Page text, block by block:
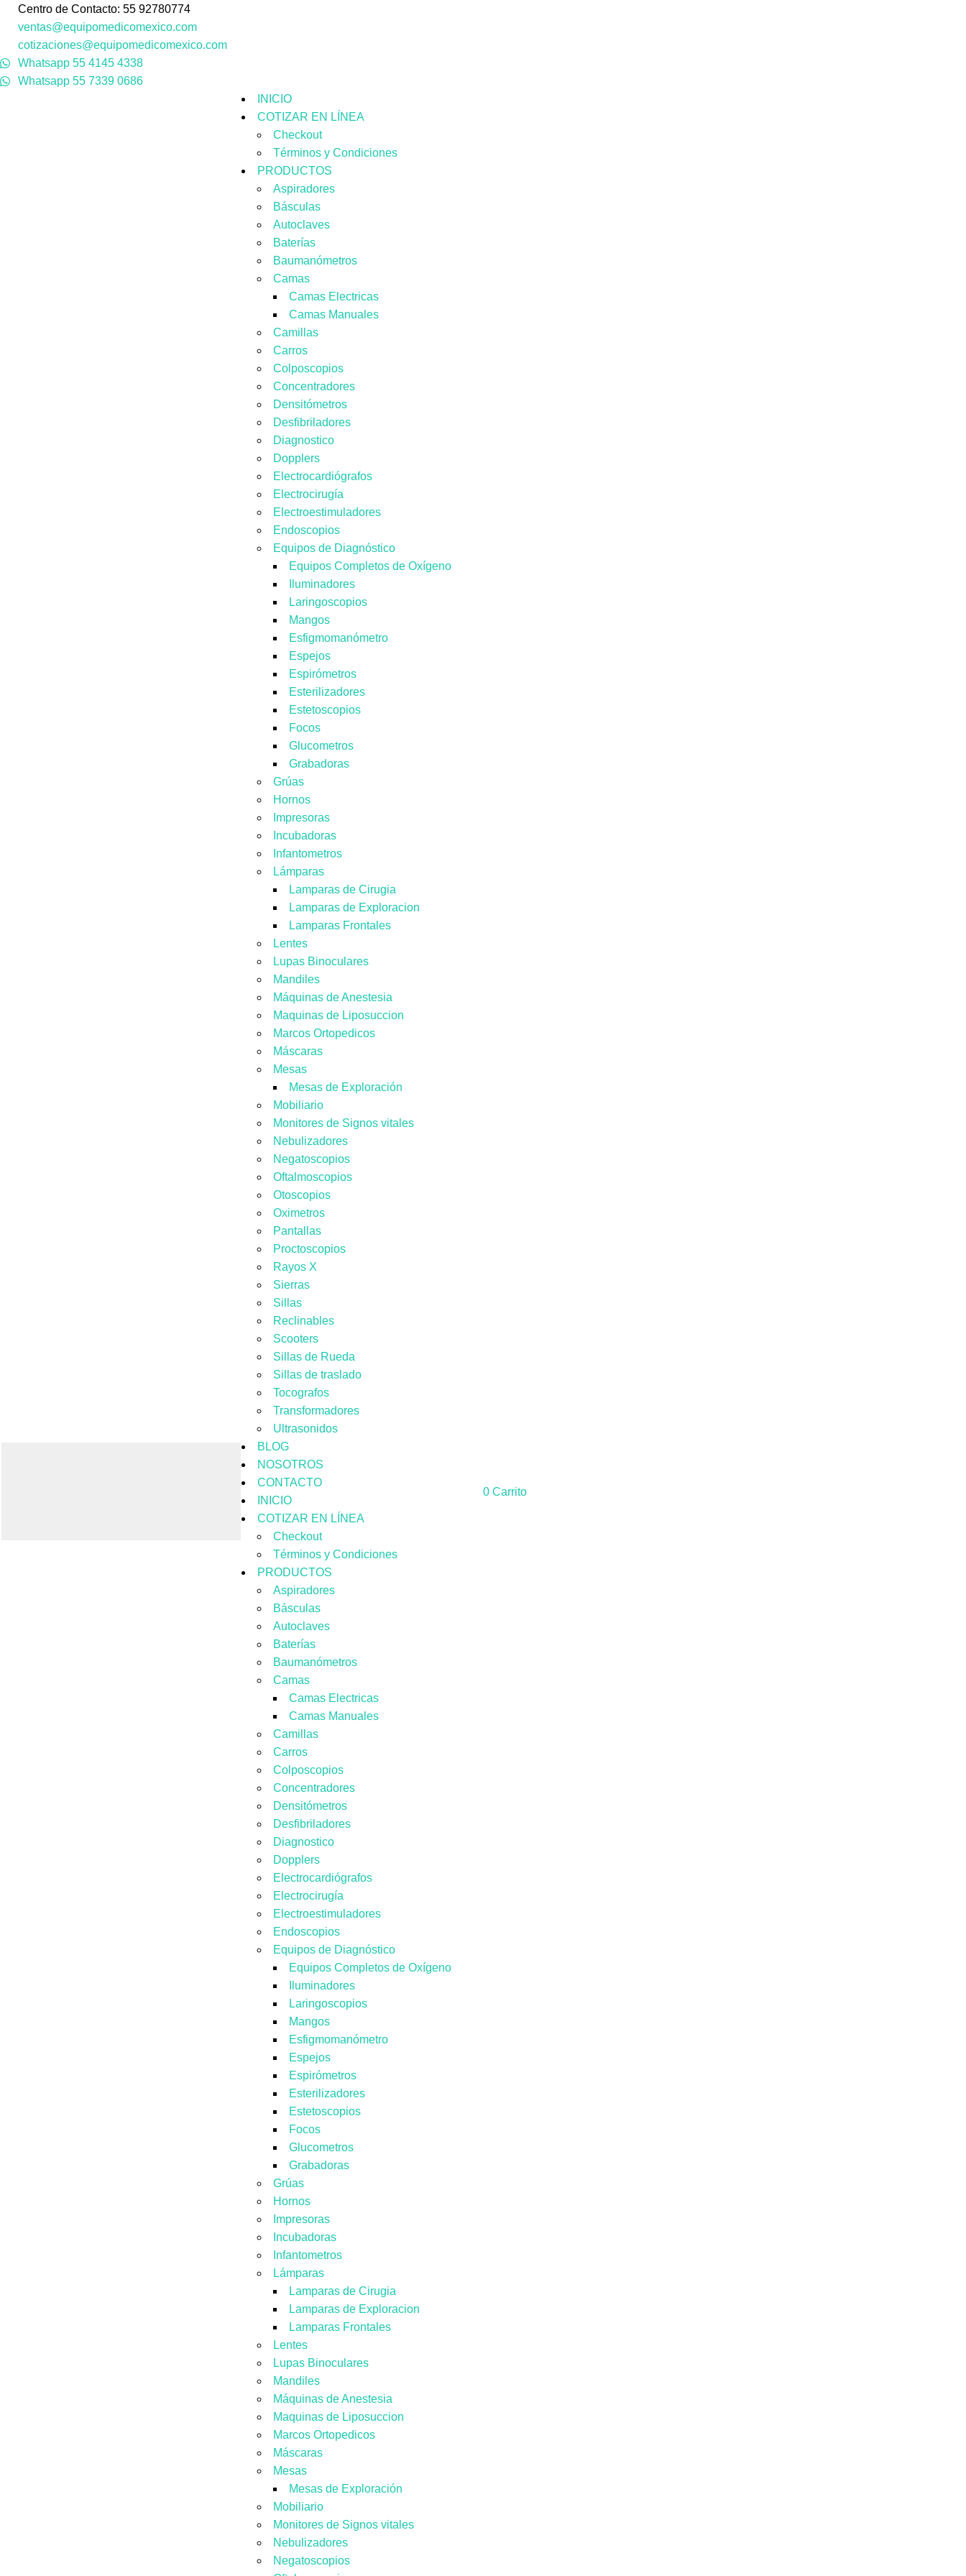
Centro de Contacto: 55 92780774
ventas@equipomedicomexico.com
cotizaciones@equipomedicomexico.com
Whatsapp 55 4145 4338
Whatsapp 55 7339 0686
INICIO
COTIZAR EN LÍNEA
Checkout
Términos y Condiciones
PRODUCTOS
Aspiradores
Básculas
Autoclaves
Baterías
Baumanómetros
Camas
Camas Electricas
Camas Manuales
Camillas
Carros
Colposcopios
Concentradores
Densitómetros
Desfibriladores
Diagnostico
Dopplers
Electrocardiógrafos
Electrocirugía
Electroestimuladores
Endoscopios
Equipos de Diagnóstico
Equipos Completos de Oxígeno
Iluminadores
Laringoscopios
Mangos
Esfigmomanómetro
Espejos
Espirómetros
Esterilizadores
Estetoscopios
Focos
Glucometros
Grabadoras
Grúas
Hornos
Impresoras
Incubadoras
Infantometros
Lámparas
Lamparas de Cirugia
Lamparas de Exploracion
Lamparas Frontales
Lentes
Lupas Binoculares
Mandiles
Máquinas de Anestesia
Maquinas de Liposuccion
Marcos Ortopedicos
Máscaras
Mesas
Mesas de Exploración
Mobiliario
Monitores de Signos vitales
Nebulizadores
Negatoscopios
Oftalmoscopios
Otoscopios
Oximetros
Pantallas
Proctoscopios
Rayos X
Sierras
Sillas
Reclinables
Scooters
Sillas de Rueda
Sillas de traslado
Tocografos
Transformadores
Ultrasonidos
BLOG
NOSOTROS
CONTACTO
INICIO
COTIZAR EN LÍNEA
Checkout
Términos y Condiciones
PRODUCTOS
Aspiradores
Básculas
Autoclaves
Baterías
Baumanómetros
Camas
Camas Electricas
Camas Manuales
Camillas
Carros
Colposcopios
Concentradores
Densitómetros
Desfibriladores
Diagnostico
Dopplers
Electrocardiógrafos
Electrocirugía
Electroestimuladores
Endoscopios
Equipos de Diagnóstico
Equipos Completos de Oxígeno
Iluminadores
Laringoscopios
Mangos
Esfigmomanómetro
Espejos
Espirómetros
Esterilizadores
Estetoscopios
Focos
Glucometros
Grabadoras
Grúas
Hornos
Impresoras
Incubadoras
Infantometros
Lámparas
Lamparas de Cirugia
Lamparas de Exploracion
Lamparas Frontales
Lentes
Lupas Binoculares
Mandiles
Máquinas de Anestesia
Maquinas de Liposuccion
Marcos Ortopedicos
Máscaras
Mesas
Mesas de Exploración
Mobiliario
Monitores de Signos vitales
Nebulizadores
Negatoscopios
0 Carrito